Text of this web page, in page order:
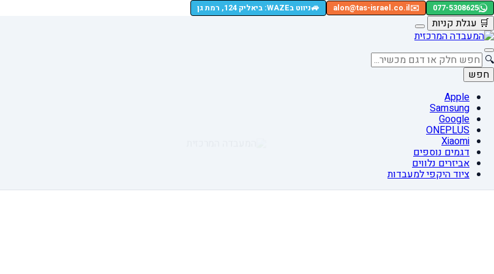
077-5308625
✉️
alon@tas-israel.co.il
🚙ניווט בWAZE: ביאליק 124, רמת גן
🛒 עגלת קניות
🔍
חפש
Apple
Samsung
Google
ONEPLUS
Xiaomi
דגמים נוספים
אביזרים נלווים
ציוד היקפי למעבדות